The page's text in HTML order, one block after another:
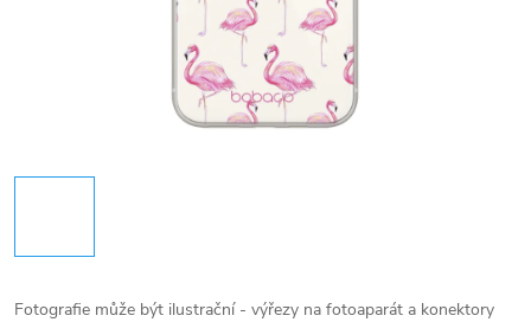
Fotografie může být ilustrační - výřezy na fotoaparát a konektory